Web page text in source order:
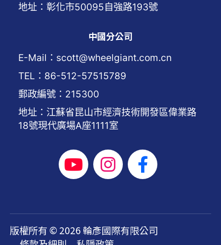
地址：彰化市50095自強路193號
中國分公司
E-Mail：scott@wheelgiant.com.cn
TEL：86-512-57515789
郵政編號：215300
地址：江蘇省昆山市經濟技術開發區偉業路
18號現代廣場A座1111室
版權所有 © 2026 輪彥國際有限公司